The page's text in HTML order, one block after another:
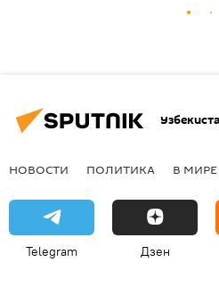
НОВОСТИ ПОЛИТИКА В МИРЕ
Telegram Дзен